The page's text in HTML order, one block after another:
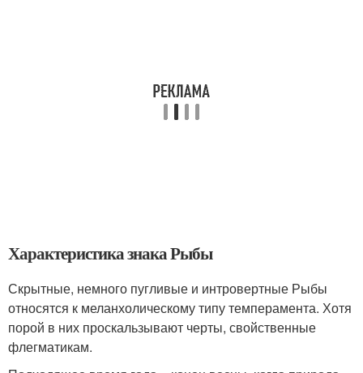
Характеристика знака Рыбы
Скрытные, немного пугливые и интровертные Рыбы
относятся к меланхолическому типу темперамента. Хотя
порой в них проскальзывают черты, свойственные
флегматикам.